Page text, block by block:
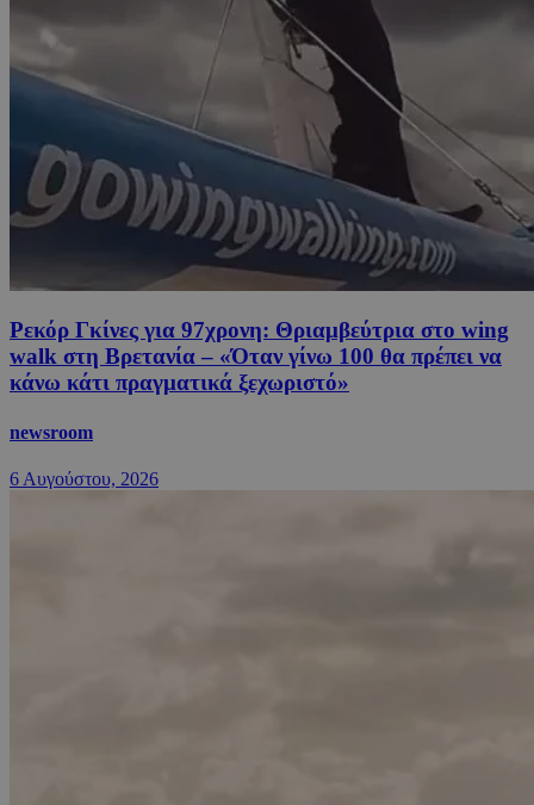
Ρεκόρ Γκίνες για 97χρονη: Θριαμβεύτρια στο wing
walk στη Βρετανία – «Όταν γίνω 100 θα πρέπει να
κάνω κάτι πραγματικά ξεχωριστό»
newsroom
6 Αυγούστου, 2026